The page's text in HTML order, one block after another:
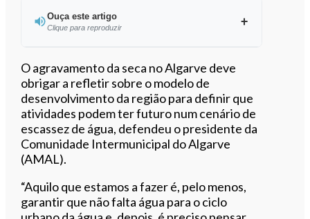
Ouça este artigo
Clique para reproduzir
Ouvir este artigo
O agravamento da seca no Algarve deve
obrigar a refletir sobre o modelo de
desenvolvimento da região para definir que
atividades podem ter futuro num cenário de
escassez de água, defendeu o presidente da
Comunidade Intermunicipal do Algarve
(AMAL).
“Aquilo que estamos a fazer é, pelo menos,
garantir que não falta água para o ciclo